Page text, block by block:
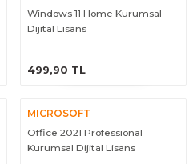
Windows 11 Home Kurumsal
Dijital Lisans
499,90 TL
MICROSOFT
Office 2021 Professional
Kurumsal Dijital Lisans